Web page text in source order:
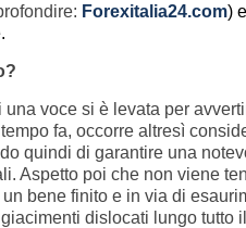
Forexitalia24.com)
voce si è levata per
fa, occorre altresì
quindi di garantire una
Aspetto poi che non viene
bene finito e in via di
dislocati lungo tutto